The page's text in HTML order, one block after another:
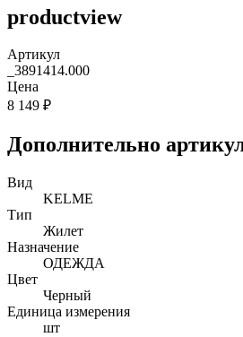
productview
Артикул
_3891414.000
Цена
8 149 ₽
Дополнительно
Вид
KELME
Тип
Жилет
Назначение
ОДЕЖДА
Цвет
Черный
Единица измерения
шт